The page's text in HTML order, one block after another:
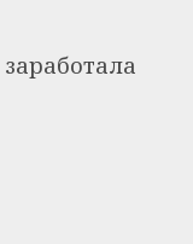
заработала